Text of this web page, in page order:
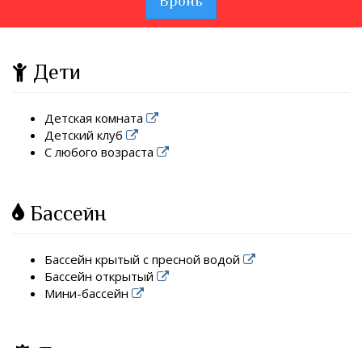
Дети
Детская комната
Детский клуб
С любого возраста
Бассейн
Бассейн крытый с пресной водой
Бассейн открытый
Мини-бассейн